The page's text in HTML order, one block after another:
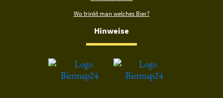
Wo trinkt man welches Bier?
Hinweise